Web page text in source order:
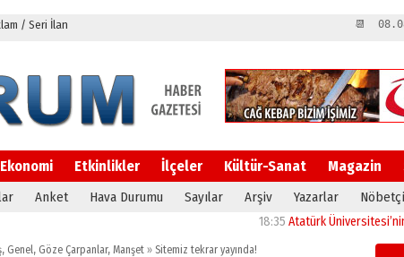
/ Seri İlan 📆
Ekonomi Etkinlikler İlçeler Kültür-Sanat Magazin
Anket Hava Durumu Sayılar Arşiv Yazarlar
Atatürk Üniversitesi’nin
, Genel, Göze Çarpanlar, Manşet » Sitemiz tekrar yayında!